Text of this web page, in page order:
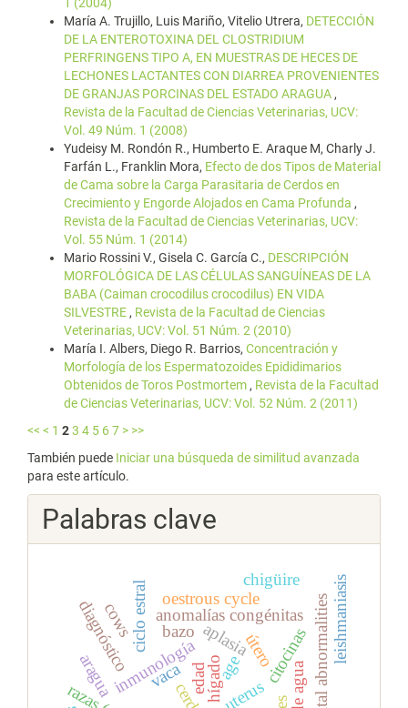
María A. Trujillo, Luis Mariño, Vitelio Utrera, DETECCIÓN
DE LA ENTEROTOXINA DEL CLOSTRIDIUM
PERFRINGENS TIPO A, EN MUESTRAS DE HECES DE
LECHONES LACTANTES CON DIARREA PROVENIENTES
DE GRANJAS PORCINAS DEL ESTADO ARAGUA ,
Revista de la Facultad de Ciencias Veterinarias, UCV:
Vol. 49 Núm. 1 (2008)
Yudeisy M. Rondón R., Humberto E. Araque M, Charly J.
Farfán L., Franklin Mora, Efecto de dos Tipos de Material
de Cama sobre la Carga Parasitaria de Cerdos en
Crecimiento y Engorde Alojados en Cama Profunda ,
Revista de la Facultad de Ciencias Veterinarias, UCV:
Vol. 55 Núm. 1 (2014)
Mario Rossini V., Gisela C. García C., DESCRIPCIÓN
MORFOLÓGICA DE LAS CÉLULAS SANGUÍNEAS DE LA
BABA (Caiman crocodilus crocodilus) EN VIDA
SILVESTRE , Revista de la Facultad de Ciencias
Veterinarias, UCV: Vol. 51 Núm. 2 (2010)
María I. Albers, Diego R. Barrios, Concentración y
Morfología de los Espermatozoides Epididimarios
Obtenidos de Toros Postmortem , Revista de la Facultad
de Ciencias Veterinarias, UCV: Vol. 52 Núm. 2 (2011)
<< < 1 23 4 5 67 > >>
También puede Iniciar una búsqueda de similitud avanzada
para este artículo.
Palabras clave
útero
aplasia
anomalías congénitas
uterus
leishmaniasis
hígado
bazo citocinas
inmunología
vaca
ciclo estral
edad
aragua
cows
oestrous cycle
age
diagnóstico
chigüire